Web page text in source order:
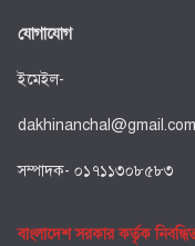
যোগাযোগ
ইমেইল-
dakhinanchal@gmail.com
সম্পাদক- ০১৭১১৩০৮৫৮৩
বাংলাদেশ সরকার কর্তৃক